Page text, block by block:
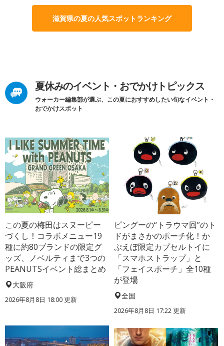
滋賀県の夏の人気スポットランキング
夏休みのイベント・おでかけトピックス
ウォーカー編集部が選ぶ、この夏におすすめしたい旬なイベント・
おでかけスポット
この夏の梅田はスヌーピー
づくし！コラボメニュー19
種に約80ブランドの限定グ
ッズ、ノベルティまで3つの
PEANUTSイベント総まとめ
大阪府
2026年8月8日 18:00更新
ピングーの“トラウマ回”のト
ドがまさかのポーチ化！か
ぷえぼ限定カプセルトイに
「スマホストラップ」と
「フェイスポーチ」全10種
が登場
全国
2026年8月8日 17:22更新